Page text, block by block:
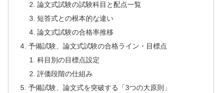
論文式試験の試験科目と配点一覧
短答式との根本的な違い
論文式試験の合格率推移
予備試験、論文式試験の合格ライン・目標点
科目別の目標点設定
評価段階の仕組み
予備試験、論文式を突破する「3つの大原則」